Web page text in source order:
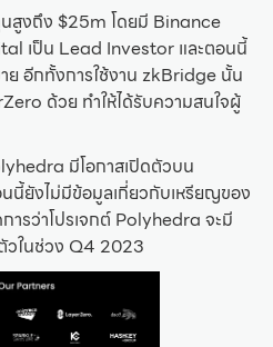
สูงถึง $25m โดยมี Binance
เป็น Lead Investor และตอนนี้
อีกทั้งการใช้งาน zkBridge นั้น
ด้วย ทำให้ได้รับความสนใจผู้
มีโอกาสเปิดตัวบน
ยังไม่มีข้อมูลเกี่ยวกับเหรียญของ
ารว่าโปรเจกต์ Polyhedra จะมี
วในช่วง Q4 2023